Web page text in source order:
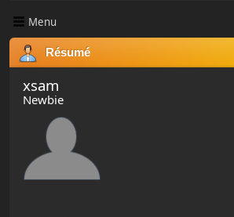
Menu
Résumé
xsam
Newbie